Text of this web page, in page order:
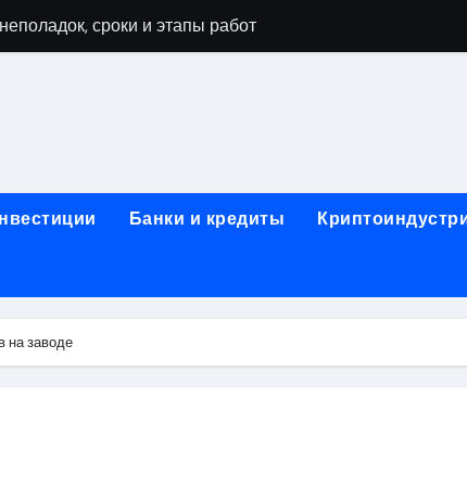
виды работ и типичные неисправности
и ключевые факторы, влияющие на итоговую сумму
технологии выполнения, подготовка и возможные
этапы проверки, типичные неисправности и
тестирования компонентов и обнаружения
Банки и кредиты
на заводе